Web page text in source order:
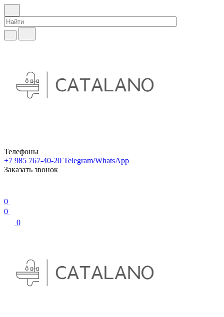
Телефоны
+7 985 767-40-20 Telegram/WhatsApp
Заказать звонок
0
0
0